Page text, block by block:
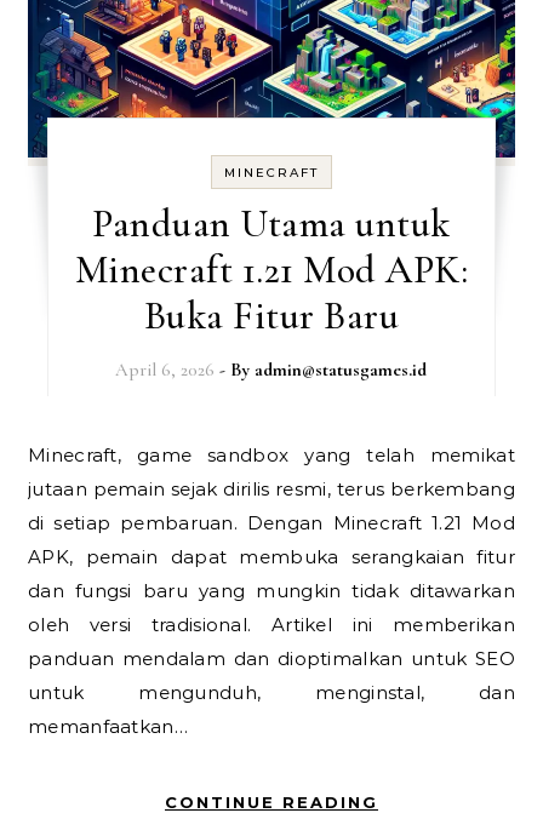
MINECRAFT
Panduan Utama untuk
Minecraft 1.21 Mod APK:
Buka Fitur Baru
April 6, 2026 - By admin@statusgames.id
Minecraft, game sandbox yang telah memikat
jutaan pemain sejak dirilis resmi, terus berkembang
di setiap pembaruan. Dengan Minecraft 1.21 Mod
APK, pemain dapat membuka serangkaian fitur
dan fungsi baru yang mungkin tidak ditawarkan
oleh versi tradisional. Artikel ini memberikan
panduan mendalam dan dioptimalkan untuk SEO
untuk mengunduh, menginstal, dan
memanfaatkan…
CONTINUE READING